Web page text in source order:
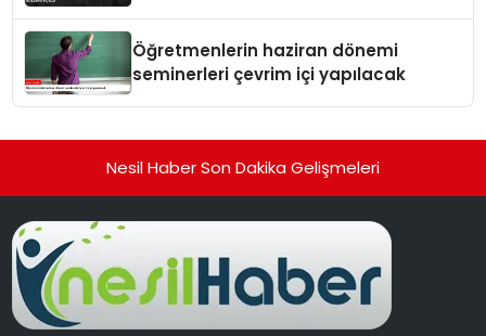
Öğretmenlerin haziran dönemi
seminerleri çevrim içi yapılacak
Nesil Haber Son Dakika Gelişmeleri